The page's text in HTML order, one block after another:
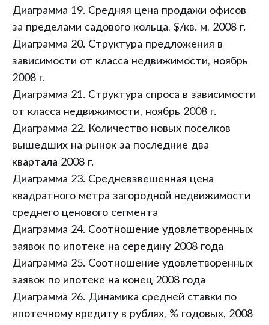
Диаграмма 19. Средняя цена продажи офисов
за пределами садового кольца, $/кв. м, 2008 г.
Диаграмма 20. Структура предложения в
зависимости от класса недвижимости, ноябрь
2008 г.
Диаграмма 21. Структура спроса в зависимости
от класса недвижимости, ноябрь 2008 г.
Диаграмма 22. Количество новых поселков
вышедших на рынок за последние два
квартала 2008 г.
Диаграмма 23. Средневзвешенная цена
квадратного метра загородной недвижимости
среднего ценового сегмента
Диаграмма 24. Соотношение удовлетворенных
заявок по ипотеке на середину 2008 года
Диаграмма 25. Соотношение удовлетворенных
заявок по ипотеке на конец 2008 года
Диаграмма 26. Динамика средней ставки по
ипотечному кредиту в рублях, % годовых, 2008